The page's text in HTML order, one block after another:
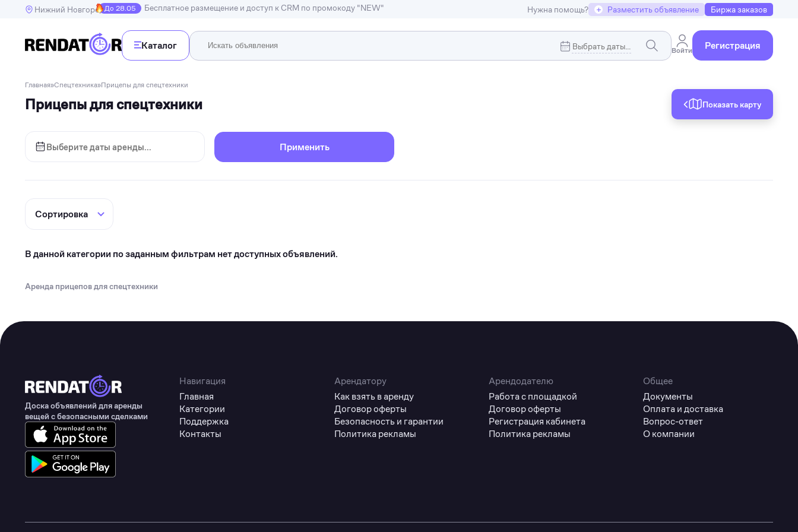
Нижний НовгородДо 28.05 Бесплатное размещение и доступ к CRM по промокоду "NEW" Нужна помощь? + Разместить объявление Биржа заказов
Каталог Войти Регистрация
Недвижимость
Транспорт
Инструменты
Спорт
Для дома и дачи
Товары для животных
Здоровье
Цифровые товары
Коммерческая недвижимость
Главная»Спецтехника»Прицепы для спецтехники
Прицепы для спецтехники Показать карту
Применить
В данной категории по заданным фильтрам нет доступных объявлений.
Аренда прицепов для спецтехники
Доска объявлений для аренды
вещей с безопасными сделками
Навигация
Главная
Категории
Поддержка
Контакты
Арендатору
Как взять в аренду
Договор оферты
Безопасность и гарантии
Политика рекламы
Арендодателю
Работа с площадкой
Договор оферты
Регистрация кабинета
Политика рекламы
Общее
Документы
Оплата и доставка
Вопрос-ответ
О компании